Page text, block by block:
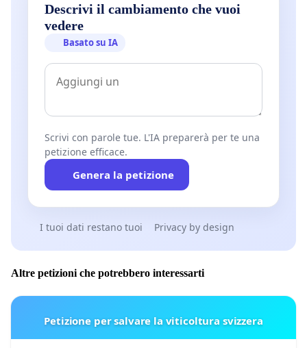
Descrivi il cambiamento che vuoi
vedere
Basato su IA
Scrivi con parole tue. L'IA preparerà per te una
petizione efficace.
Genera la petizione
I tuoi dati restano tuoi Privacy by design
Altre petizioni che potrebbero interessarti
Petizione per salvare la viticoltura svizzera